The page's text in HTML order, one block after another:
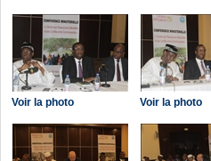
Voir la photo Voir la photo